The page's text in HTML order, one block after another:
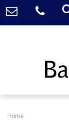
Home